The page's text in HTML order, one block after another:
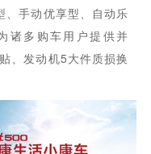
、手动优享型、自动乐
诸多购车用户提供并
、发动机5大件质损换